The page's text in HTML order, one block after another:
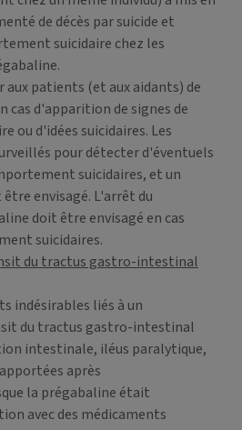
de décès par suicide et
suicidaire chez les
patients (et aux aidants) de
cas d'apparition de signes de
ou d'idées suicidaires. Les
pour détecter d'éventuels
suicidaires, et un
envisagé. L'arrêt du
doit être envisagé en cas
suicidaires.
du tractus gastro-intestinal
indésirables liés à un
du tractus gastro-intestinal
intestinale, iléus paralytique,
après
la prégabaline était
avec des médicaments